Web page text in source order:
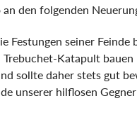
den folgenden
Festungen seiner
Katapult
sollte daher stets gut
unserer hilflosen